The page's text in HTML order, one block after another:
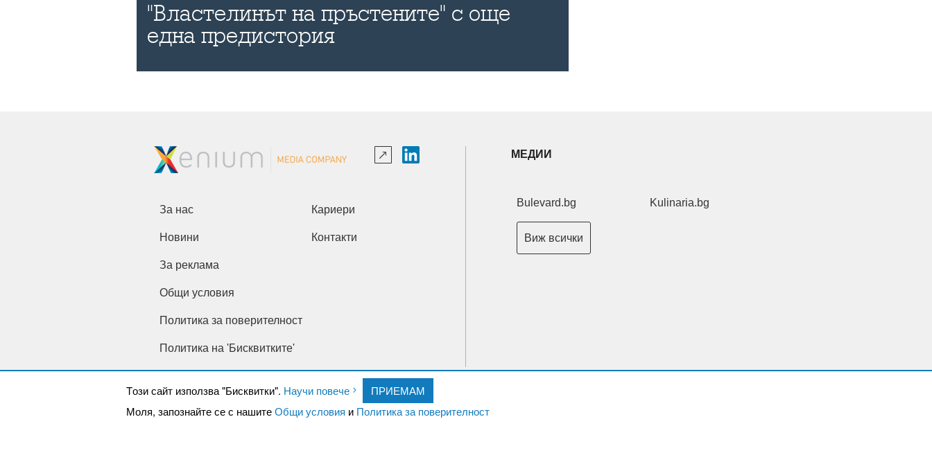
"Властелинът на пръстените" с още
една предистория
Tози сайт използва "Бисквитки". Научи повече
ПРИЕМАМ
Моля, запознайте се с нашитеОбщи условия и Политика за поверителност
За нас Кариери
Новини Контакти
За реклама
Общи условия
Политика за поверителност
Политика на 'Бисквитките'
МЕДИИ
Bulevard.bg Kulinaria.bg
Виж всички
Copyright © 2026 Ксениум ООД. Всички права запазени.
XeniumCompany.com